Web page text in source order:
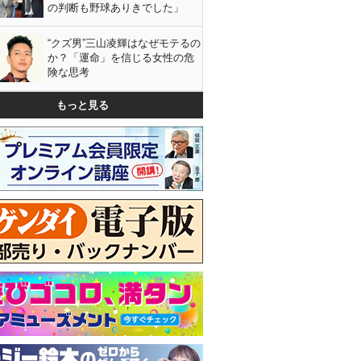
の判断も野球ありきでした」
“クズ男”三山凌輝はなぜモテるの
か？「運命」を信じる女性の危
険な思考
もっと見る